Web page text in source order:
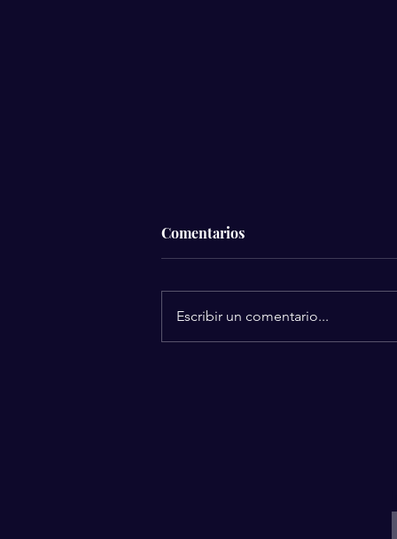
Comentarios
Escribir un comentario...